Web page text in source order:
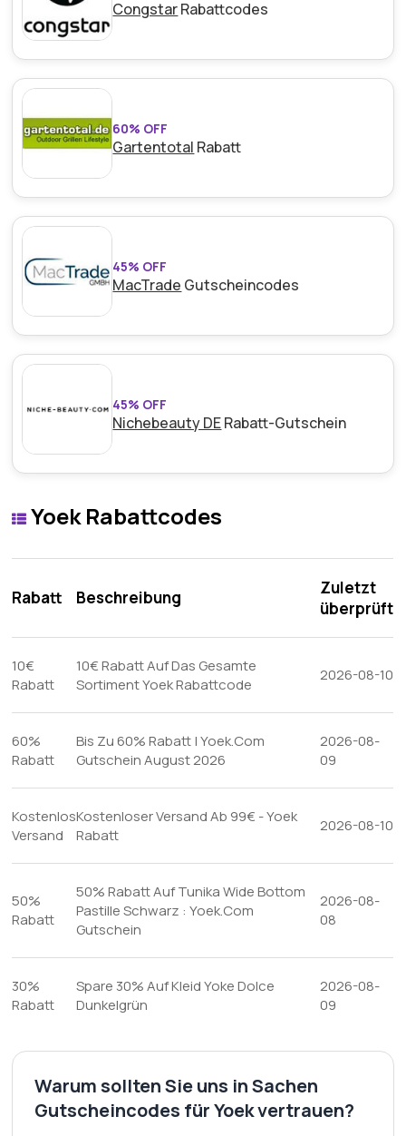
CongstarRabattcodes
60% OFF
Gartentotal Rabatt
45% OFF
MacTrade Gutscheincodes
45% OFF
Nichebeauty DERabatt-Gutschein
Yoek Rabattcodes
Rabatt Beschreibung
Zuletzt
überprüft
10€
Rabatt
10€ Rabatt Auf Das Gesamte
Sortiment Yoek Rabattcode
2026-08-10
60%
Rabatt
Bis Zu 60% Rabatt | Yoek.Com
Gutschein August 2026
2026-08-
09
Kostenlos
Versand
Kostenloser Versand Ab 99€ - Yoek
Rabatt
2026-08-10
50%
Rabatt
50% Rabatt Auf Tunika Wide Bottom
Pastille Schwarz : Yoek.Com
Gutschein
2026-08-
08
30%
Rabatt
Spare 30% Auf Kleid Yoke Dolce
Dunkelgrün
2026-08-
09
Warum sollten Sie uns in Sachen
Gutscheincodes für Yoek vertrauen?